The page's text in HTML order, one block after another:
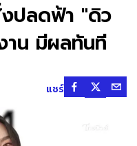
ปลดฟ้า "ดิว
าน มีผลทันที
แชร์